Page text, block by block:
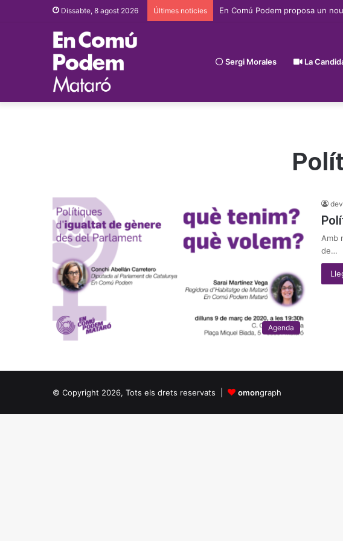
Dissabte, 8 agost 2026 Últimes noticies En Comú Podem proposa un
Sergi Morales La
Agenda
Amb
de…
© Copyright 2026, Tots els drets reservats | omongraph